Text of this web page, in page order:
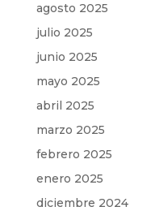
agosto 2025
julio 2025
junio 2025
mayo 2025
abril 2025
marzo 2025
febrero 2025
enero 2025
diciembre 2024